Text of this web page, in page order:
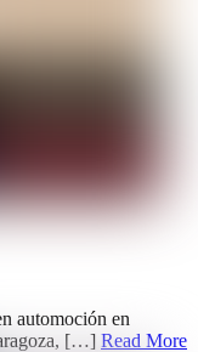
automoción en
[…] Read More